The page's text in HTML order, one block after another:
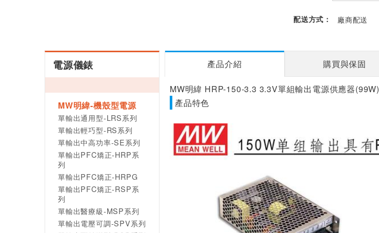
配送方式： 廠商配送
電源儀錶
MW明緯-機殼型電源
單輸出通用型-LRS系列
單輸出輕巧型-RS系列
單輸出中高功率-SE系列
單輸出PFC矯正-HRP系
列
單輸出PFC矯正-HRPG
單輸出PFC矯正-RSP系
列
單輸出醫療級-MSP系列
單輸出電壓可調-SPV系列
產品介紹 購買與保固
MW明緯 HRP-150-3.3 3.3V單組輸出電源供應器(99W)
產品特色